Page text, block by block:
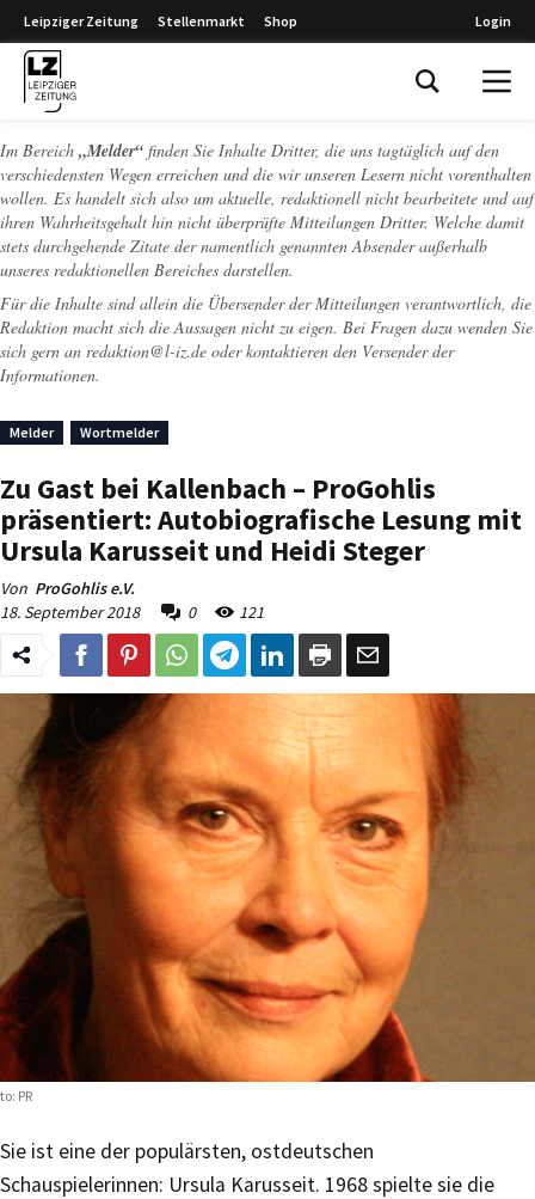
Leipziger Zeitung Stellenmarkt Shop Login
Im Bereich „Melder“ finden Sie Inhalte Dritter, die uns tagtäglich auf den
verschiedensten Wegen erreichen und die wir unseren Lesern nicht vorenthalten
wollen. Es handelt sich also um aktuelle, redaktionell nicht bearbeitete und auf
ihren Wahrheitsgehalt hin nicht überprüfte Mitteilungen Dritter. Welche damit
stets durchgehende Zitate der namentlich genannten Absender außerhalb
unseres redaktionellen Bereiches darstellen.
Für die Inhalte sind allein die Übersender der Mitteilungen verantwortlich, die
Redaktion macht sich die Aussagen nicht zu eigen. Bei Fragen dazu wenden Sie
sich gern an redaktion@l-iz.de oder kontaktieren den Versender der
Informationen.
Melder Wortmelder
Zu Gast bei Kallenbach – ProGohlis
präsentiert: Autobiografische Lesung mit
Ursula Karusseit und Heidi Steger
Von ProGohlis e.V.
18. September 2018
0 121
PR
Sie ist eine der populärsten, ostdeutschen
Schauspielerinnen: Ursula Karusseit. 1968 spielte sie die